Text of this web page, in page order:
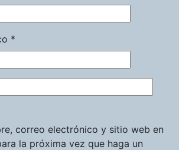
*
correo electrónico y sitio web en
la próxima vez que haga un